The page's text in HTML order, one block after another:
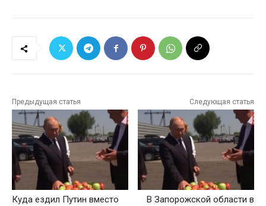
Предыдущая статья
Куда ездил Путин вместо
Следующая статья
В Запорожской области в